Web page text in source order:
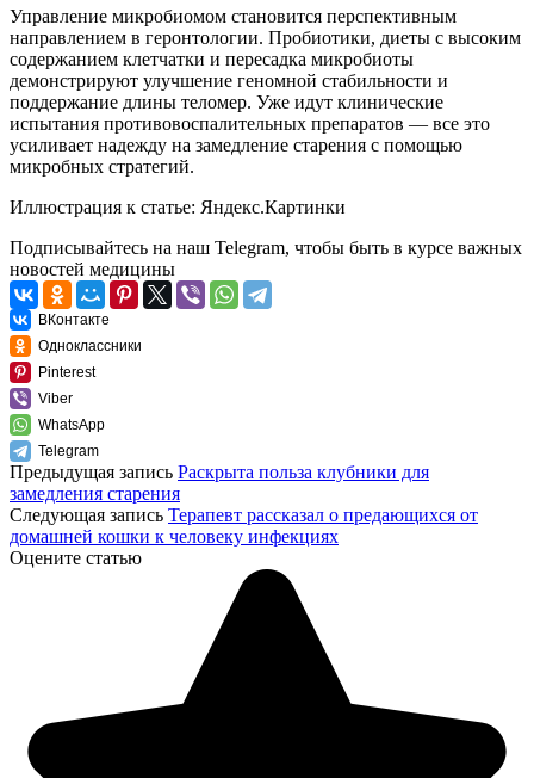
Управление микробиомом становится перспективным
направлением в геронтологии. Пробиотики, диеты с высоким
содержанием клетчатки и пересадка микробиоты
демонстрируют улучшение геномной стабильности и
поддержание длины теломер. Уже идут клинические
испытания противовоспалительных препаратов — все это
усиливает надежду на замедление старения с помощью
микробных стратегий.
Иллюстрация к статье: Яндекс.Картинки
Подписывайтесь на наш Telegram, чтобы быть в курсе важных
новостей медицины
ВКонтакте
Одноклассники
Pinterest
Viber
WhatsApp
Telegram
Предыдущая запись Раскрыта польза клубники для
замедления старения
Следующая запись Терапевт рассказал о предающихся от
домашней кошки к человеку инфекциях
Оцените статью